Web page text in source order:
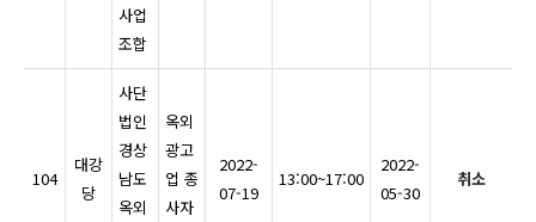
사업
조합
104
대강
당
사단
법인
경상
남도
옥외
옥외
광고
업 종
사자
2022-
07-19
13:00~17:00
2022-
05-30
취소